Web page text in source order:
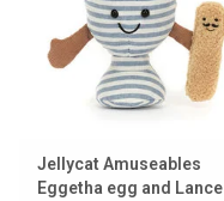
Jellycat Amuseables
Eggetha egg and Lance